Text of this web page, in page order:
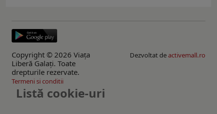
Copyright © 2026 Viaţa
Liberă Galaţi. Toate
drepturile rezervate.
Dezvoltat deactivemall.ro
Termeni si conditii
Listă cookie-uri